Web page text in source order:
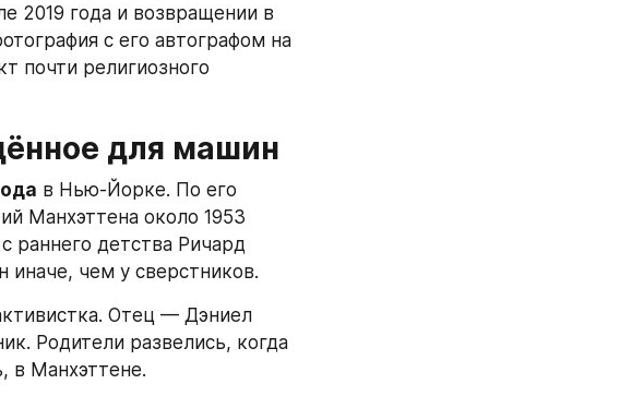
2019 года и возвращении в
с его автографом на
почти религиозного
для машин
в Нью-Йорке. По его
Манхэттена около 1953
раннего детства Ричард
иначе, чем у сверстников.
Отец — Дэниел
Родители развелись, когда
в Манхэттене.